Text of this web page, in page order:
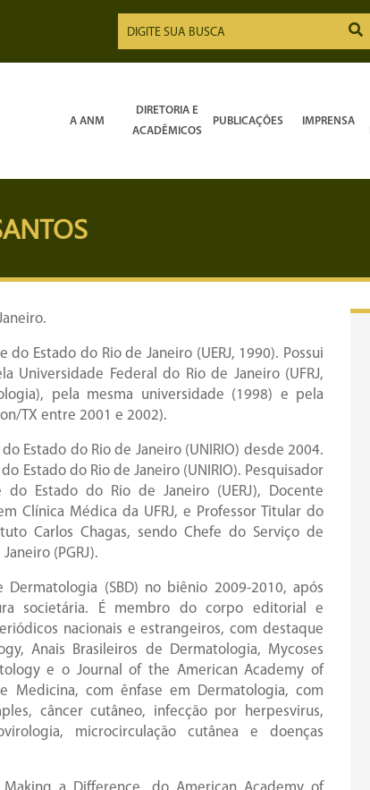
A ANM
DIRETORIA E
ACADÊMICOS
PUBLICAÇÕES IMPRENSA
Estado do Rio de Janeiro (UERJ, 1990). Possui
Universidade Federal do Rio de Janeiro (UFRJ,
pela mesma universidade (1998) e pela
TX entre 2001 e 2002).
Estado do Rio de Janeiro (UNIRIO) desde 2004.
Estado do Rio de Janeiro (UNIRIO). Pesquisador
do Estado do Rio de Janeiro (UERJ), Docente
Clínica Médica da UFRJ, e Professor Titular do
Carlos Chagas, sendo Chefe do Serviço de
(PGRJ).
(SBD) no biênio 2009-2010, após
societária. É membro do corpo editorial e
nacionais e estrangeiros, com destaque
Anais Brasileiros de Dermatologia, Mycoses
e o Journal of the American Academy of
Medicina, com ênfase em Dermatologia, com
câncer cutâneo, infecção por herpesvirus,
microcirculação cutânea e doenças